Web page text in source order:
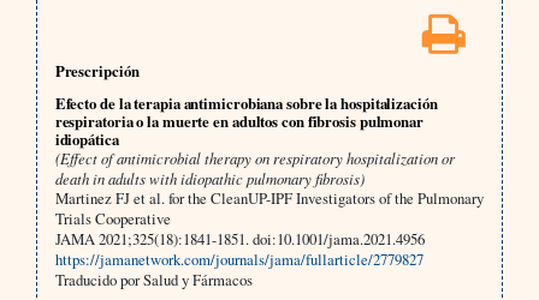
Prescripción
Efecto de la terapia antimicrobiana sobre la hospitalización
respiratoria o la muerte en adultos con fibrosis pulmonar
idiopática
(Effect of antimicrobial therapy on respiratory hospitalization or
death in adults with idiopathic pulmonary fibrosis)
Martinez FJ et al. for the CleanUP-IPF Investigators of the Pulmonary
Trials Cooperative
JAMA 2021;325(18):1841-1851. doi:10.1001/jama.2021.4956
https://jamanetwork.com/journals/jama/fullarticle/2779827
Traducido por Salud y Fármacos